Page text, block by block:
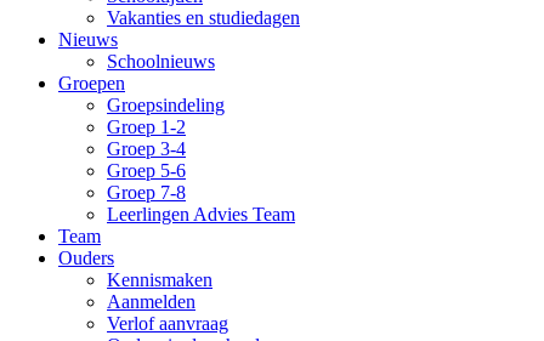
Vakanties en studiedagen
Nieuws
Schoolnieuws
Groepen
Groepsindeling
Groep 1-2
Groep 3-4
Groep 5-6
Groep 7-8
Leerlingen Advies Team
Team
Ouders
Kennismaken
Aanmelden
Verlof aanvraag